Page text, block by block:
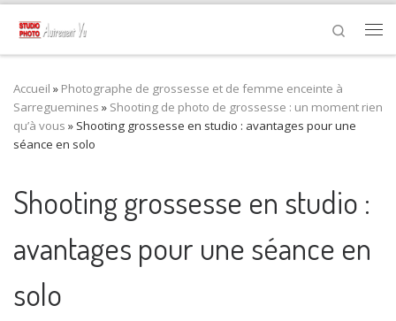
Passer au contenu
Search
Accueil » Photographe de grossesse et de femme enceinte à
Sarreguemines » Shooting de photo de grossesse : un moment rien
qu’à vous » Shooting grossesse en studio : avantages pour une
séance en solo
Shooting grossesse en studio :
avantages pour une séance en
solo